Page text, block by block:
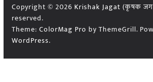
Copyright © 2026 Krishak Jagat (कृषक
reserved.
Theme: ColorMag Pro by ThemeGrill.
WordPress.